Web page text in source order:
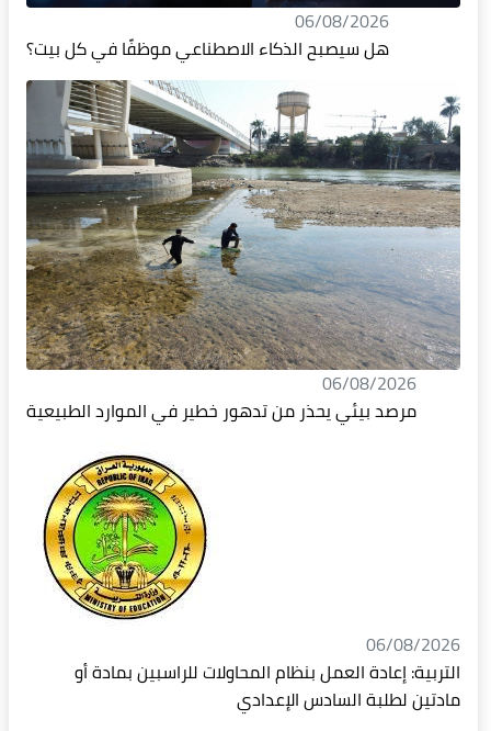
06/08/2026
هل سيصبح الذكاء الاصطناعي موظفًا في كل بيت؟
06/08/2026
مرصد بيئي يحذر من تدهور خطير في الموارد الطبيعية
06/08/2026
التربية: إعادة العمل بنظام المحاولات للراسبين بمادة أو
مادتين لطلبة السادس الإعدادي